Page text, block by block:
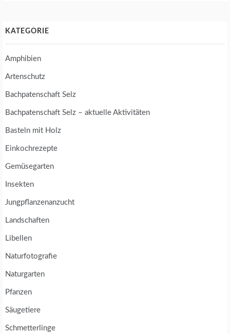
KATEGORIE
Amphibien
Artenschutz
Bachpatenschaft Selz
Bachpatenschaft Selz – aktuelle Aktivitäten
Basteln mit Holz
Einkochrezepte
Gemüsegarten
Insekten
Jungpflanzenanzucht
Landschaften
Libellen
Naturfotografie
Naturgarten
Pfanzen
Säugetiere
Schmetterlinge